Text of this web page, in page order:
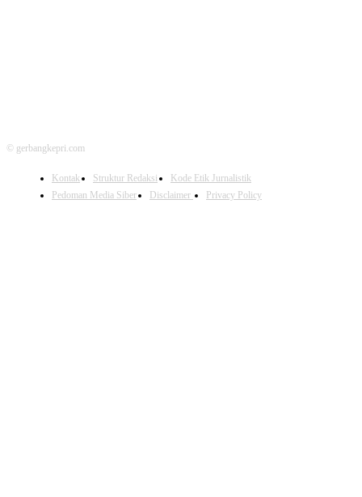
© gerbangkepri.com
Kontak Struktur Redaksi
Kode Etik Jurnalistik
Pedoman Media Siber
Disclaimer Privacy Policy